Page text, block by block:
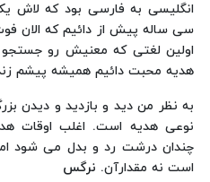
انگلیسی به فارسی بود که لاش
سی ساله پیش از دائیم که الان
هدیه محبت دائیم همیشه پیشم
به نظر من دید و بازدید و دیدن
نوعی هدیه است. اغلب اوقات
چندان درشت رد و بدل می شود
است نه مقدارآن. نرگس